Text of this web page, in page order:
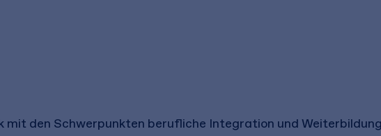
den Schwerpunkten berufliche Integration und